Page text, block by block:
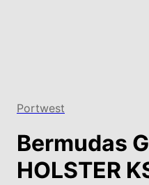
Portwest
Bermudas
HOLSTER